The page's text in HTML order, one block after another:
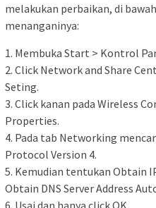
melakukan perbaikan, di
menanganinya:
1. Membuka Start > Kontrol
2. Click Network and Share
Seting.
3. Click kanan pada Wireless
Properties.
4. Pada tab Networking
Protocol Version 4.
5. Kemudian tentukan Obtain
Obtain DNS Server Address